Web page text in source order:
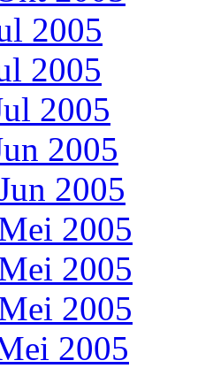
2005
2005
2005
2005
2005
2005
2005
2005
2005